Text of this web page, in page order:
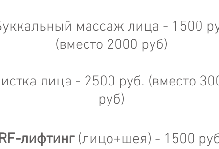
массаж лица - 1500
(вместо 2000 руб)
лица - 2500 руб. (вместо
руб)
лифтинг(лицо+шея) - 1500